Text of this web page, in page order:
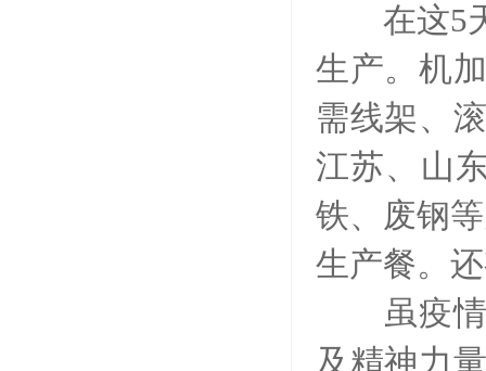
在这5天
生产。机
需线架、
江苏、山
铁、废钢
生产餐。
虽疫情
及精神力